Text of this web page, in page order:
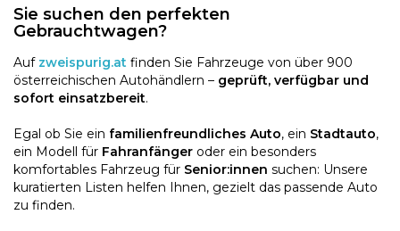
Sie suchen den perfekten
Gebrauchtwagen?
Auf zweispurig.at finden Sie Fahrzeuge von über 900
österreichischen Autohändlern – geprüft, verfügbar und
sofort einsatzbereit.
Egal ob Sie ein familienfreundliches Auto, ein Stadtauto,
ein Modell für Fahranfänger oder ein besonders
komfortables Fahrzeug für Senior:innen suchen: Unsere
kuratierten Listen helfen Ihnen, gezielt das passende Auto
zu finden.